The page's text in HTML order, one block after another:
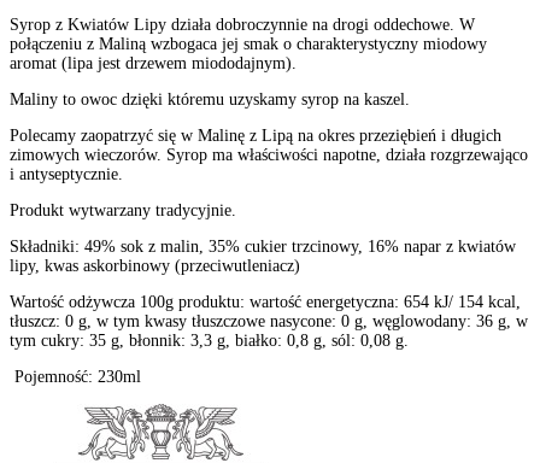
Syrop z Kwiatów Lipy działa dobroczynnie na drogi oddechowe. W
połączeniu z Maliną wzbogaca jej smak o charakterystyczny miodowy
aromat (lipa jest drzewem miododajnym).
Maliny to owoc dzięki któremu uzyskamy syrop na kaszel.
Polecamy zaopatrzyć się w Malinę z Lipą na okres przeziębień i długich
zimowych wieczorów. Syrop ma właściwości napotne, działa rozgrzewająco
i antyseptycznie.
Produkt wytwarzany tradycyjnie.
Składniki: 49% sok z malin, 35% cukier trzcinowy, 16% napar z kwiatów
lipy, kwas askorbinowy (przeciwutleniacz)
Wartość odżywcza 100g produktu: wartość energetyczna: 654 kJ/ 154 kcal,
tłuszcz: 0 g, w tym kwasy tłuszczowe nasycone: 0 g, węglowodany: 36 g, w
tym cukry: 35 g, błonnik: 3,3 g, białko: 0,8 g, sól: 0,08 g.
Pojemność: 230ml